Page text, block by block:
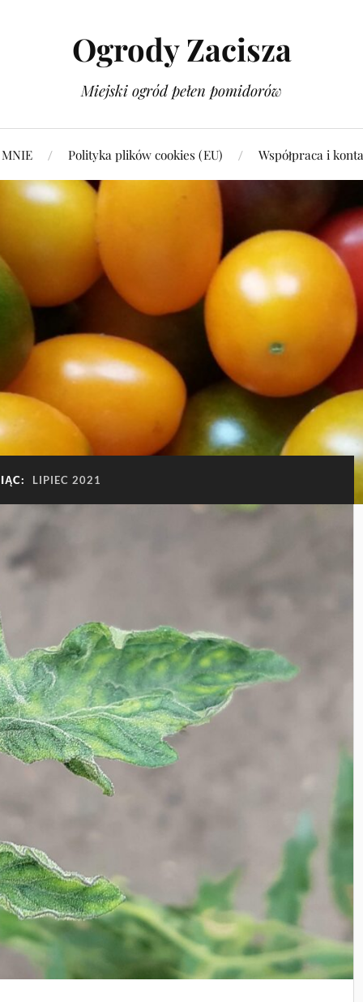
Ogrody Zacisza
Miejski ogród pełen pomidorów
Polityka plików cookies (EU) Współpraca i
LIPIEC 2021